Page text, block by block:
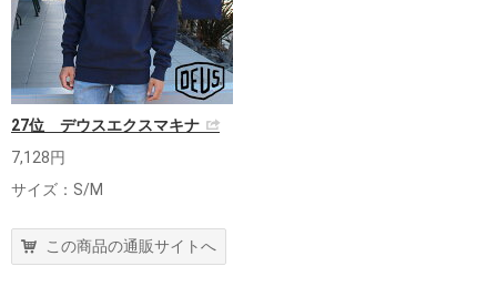
27位 デウスエクスマキナ
7,128円
サイズ：S/M
この商品の通販サイトへ